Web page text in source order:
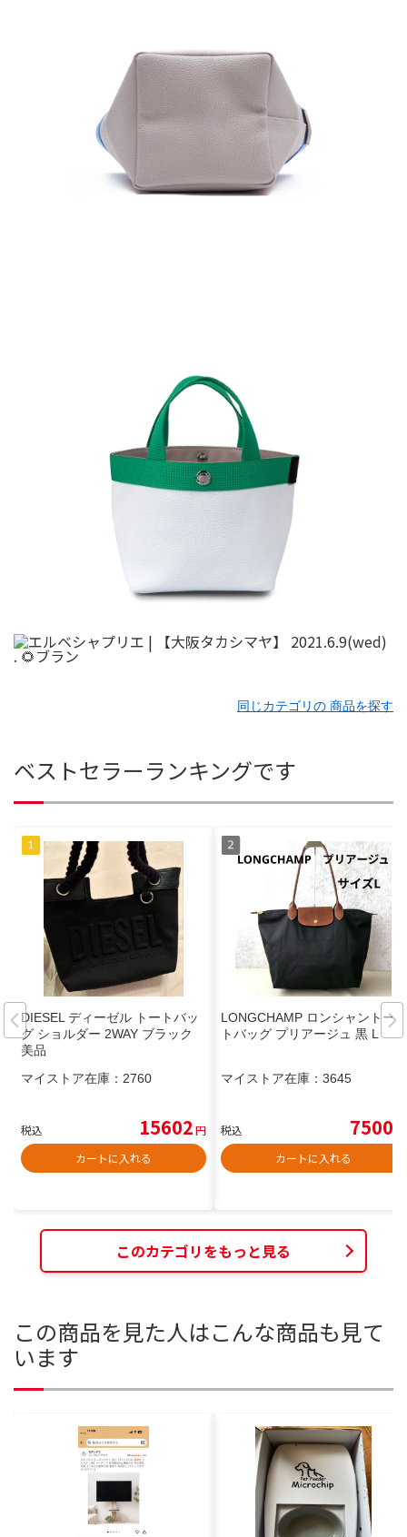
同じカテゴリの 商品を探す
ベストセラーランキングです
DIESEL ディーゼル トートバッ
グ ショルダー 2WAY ブラック
美品
マイストア在庫： 2760
税込 15602円
カートに入れる
LONGCHAMP ロンシャントー
トバッグ プリアージュ 黒 L
マイストア在庫： 3645
税込 7500
カートに入れる
このカテゴリをもっと見る
この商品を見た人はこんな商品も見て
います